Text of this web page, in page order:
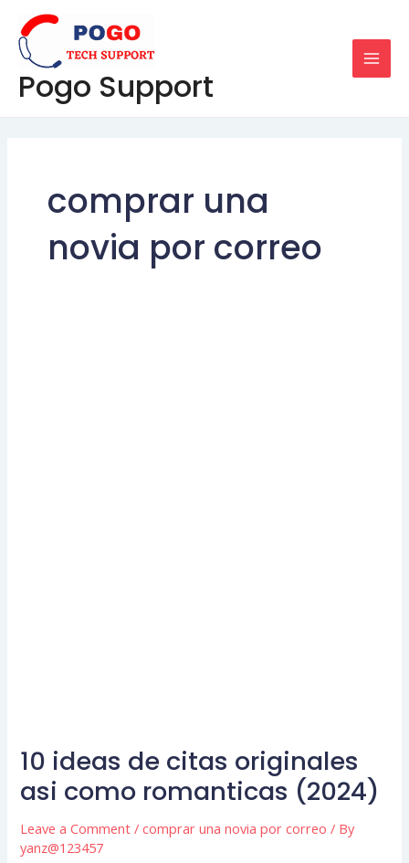
content
Pogo Support
comprar una
novia por correo
10 ideas de citas originales
asi como romanticas (2024)
Leave a Comment /comprar una novia por correo / By
yanz@123457
10
de
citas
originales